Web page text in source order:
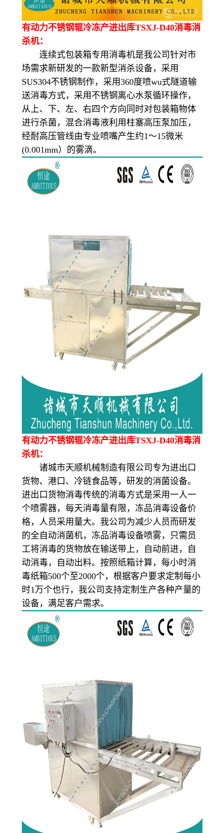
有动力不锈钢辊冷冻产进出库TSXJ-D40消毒消
杀机：
连续式包装箱专用消毒机是我公司针对市
场需求新研发的一款新型消杀设备，采用
SUS304不锈钢制作，采用360度喷wu式隧道输
送消毒方式，采用不锈钢离心水泵循环操作，
从上、下、左、右四个方向同时对包装箱物体
进行杀菌，混合消毒液利用柱塞高压泵加压，
经耐高压管线由专业喷嘴产生约1～15微米
(0.001mm）的雾滴。
有动力不锈钢辊冷冻产进出库TSXJ-D40消毒消
杀机：
诸城市天顺机械制造有限公司专为进出口
货物、港口、冷链食品等，研发的消菌设备。
进出口货物消毒传统的消毒方式是采用一人一
个喷雾器，每天消毒量有限，冻品消毒设备价
格，人员采用量大。我公司为减少人员而研发
的全自动消菌机，冻品消毒设备喷雾，只需员
工将消毒的货物放在输送带上，自动前进，自
动消毒，自动出料。按照纸箱计算，每小时消
毒纸箱500个至2000个，根据客户要求定制每小
时1万个也行，我公司支持定制生产各种产量的
设备，满足客户需求。